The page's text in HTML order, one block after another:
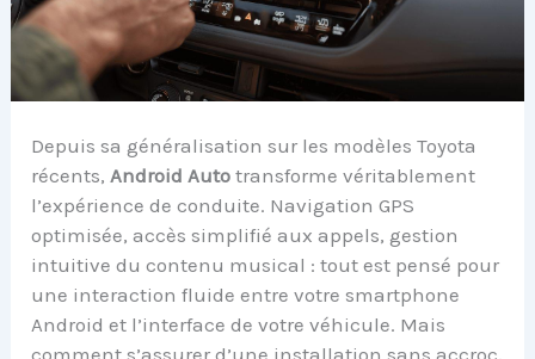
Depuis sa généralisation sur les modèles Toyota
récents,Android Auto transforme véritablement
l’expérience de conduite. Navigation GPS
optimisée, accès simplifié aux appels, gestion
intuitive du contenu musical : tout est pensé pour
une interaction fluide entre votre smartphone
Android et l’interface de votre véhicule. Mais